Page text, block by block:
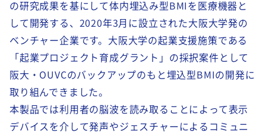
の研究成果を基にして体内埋込み型BMIを医療機器と
して開発する、2020年3月に設立された大阪大学発の
ベンチャー企業です。大阪大学の起業支援施策である
「起業プロジェクト育成グラント」の採択案件として
阪大・OUVCのバックアップのもと埋込型BMIの開発に
取り組んできました。
本製品では利用者の脳波を読み取ることによって表示
デバイスを介して発声やジェスチャーによるコミュニ